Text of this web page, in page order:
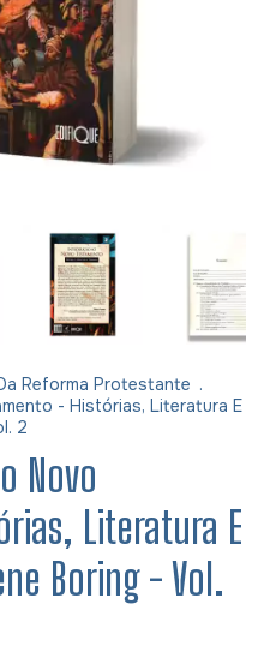
Reforma Protestante .
- Histórias, Literatura E
2
Novo
Literatura E
Boring - Vol.